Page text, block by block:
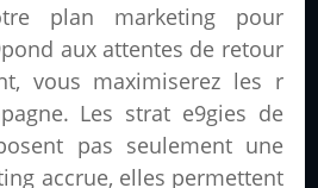
plan marketing pour
aux attentes de retour
vous maximiserez les r
Les strat e9gies de
pas seulement une
accrue, elles permettent